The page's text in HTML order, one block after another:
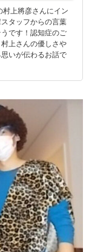
上將彦さんにイン
タッフからの言葉
です！認知症のご
上さんの優しさや
いが伝わるお話で